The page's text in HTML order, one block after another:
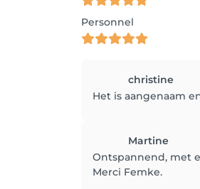
Personnel
christine
Het is aangenaam
Martine
Ontspannend, met
Merci Femke.